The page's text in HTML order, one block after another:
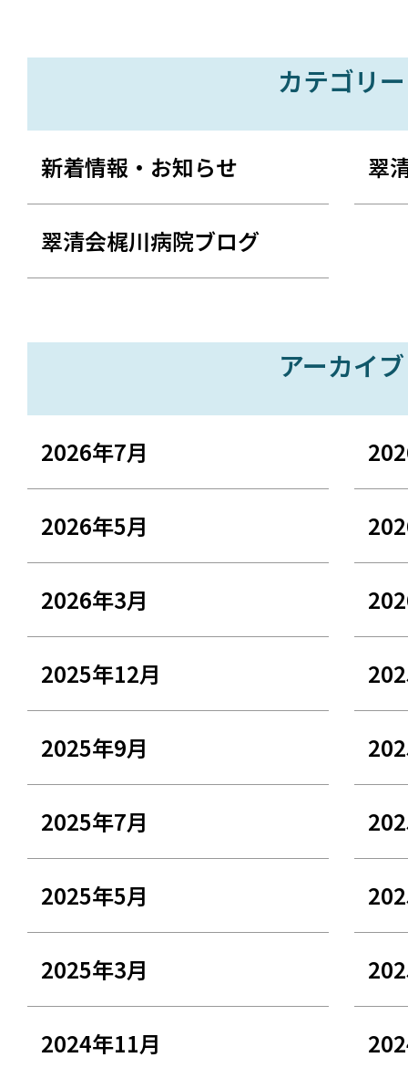
カテゴリー
新着情報・お知らせ 翠
翠清会梶川病院ブログ
アーカイブ
2026年7月
2026年5月
2026年3月
2025年12月
2025年9月
2025年7月
2025年5月
2025年3月
2024年11月